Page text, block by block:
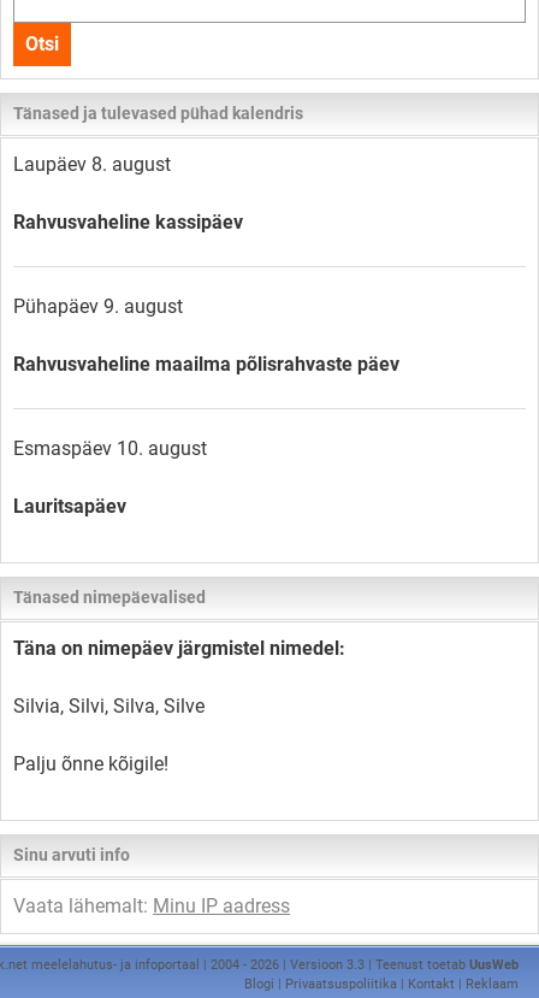
kogu
lehelt
Otsi
Tänased ja tulevased pühad kalendris
Laupäev 8. august
Rahvusvaheline kassipäev
Pühapäev 9. august
Rahvusvaheline maailma põlisrahvaste päev
Esmaspäev 10. august
Lauritsapäev
Tänased nimepäevalised
Täna on nimepäev järgmistel nimedel:
Silvia, Silvi, Silva, Silve
Palju õnne kõigile!
Sinu arvuti info
Vaata lähemalt: Minu IP aadress
meelelahutus- ja infoportaal | 2004 - 2026 | Versioon 3.3 | Teenust toetab UusWeb
Blogi | Privaatsuspoliitika | Kontakt | Reklaam